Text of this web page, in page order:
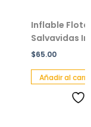
Inflable
Salvavidas
$65.00
Añadir al